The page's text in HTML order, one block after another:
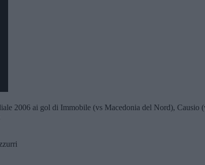
2006 ai gol di Immobile (vs Macedonia del Nord),